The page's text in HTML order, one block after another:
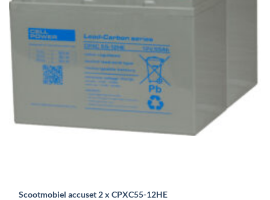
Scootmobiel accuset 2 x CPXC55-12HE